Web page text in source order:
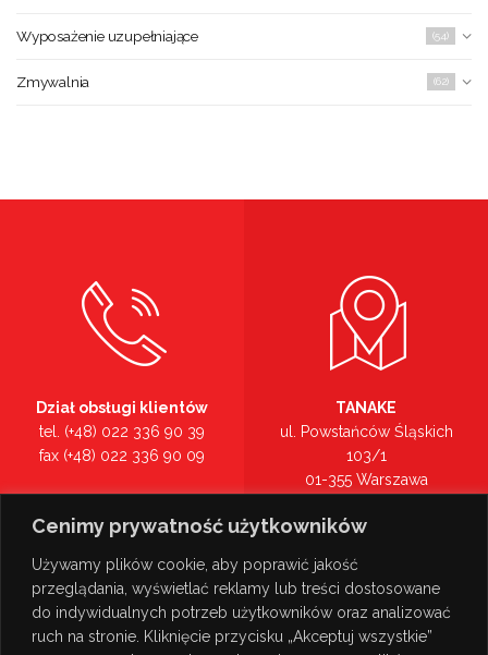
Cenimy prywatność użytkowników
Używamy plików cookie, aby poprawić jakość
przeglądania, wyświetlać reklamy lub treści dostosowane
do indywidualnych potrzeb użytkowników oraz analizować
ruch na stronie. Kliknięcie przycisku „Akceptuj wszystkie”
Wyposażenie uzupełniające (54)
Zmywalnia (62)
Dział obsługi klientów
tel. (+48) 022 336 90 39
fax (+48) 022 336 90 09
tel. (+48) 022 336 90 00
TANAKE
ul. Powstańców Śląskich
103/1
01-355 Warszawa
Zobacz na mapie >